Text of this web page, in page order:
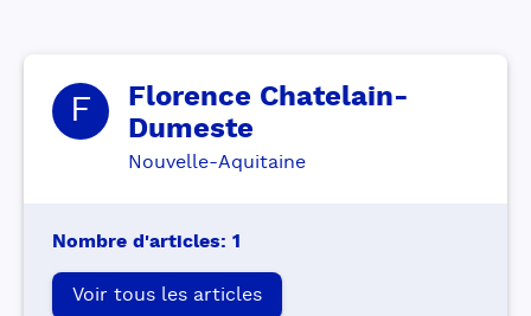
F Florence Chatelain-
Dumeste
Nouvelle-Aquitaine
Nombre d'articles: 1
Voir tous les articles